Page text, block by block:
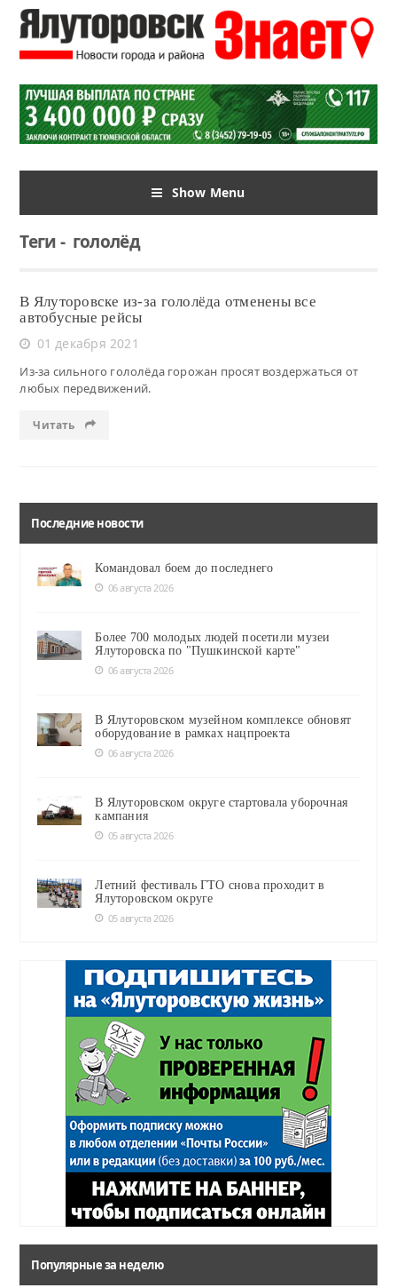
Show Menu
Теги-гололёд
В Ялуторовске из-за гололёда отменены все
автобусные рейсы
01 декабря 2021
Из-за сильного гололёда горожан просят воздержаться от
любых передвижений.
Читать
Последние новости
Командовал боем до последнего
06 августа 2026
Более 700 молодых людей посетили музеи
Ялуторовска по "Пушкинской карте"
06 августа 2026
В Ялуторовском музейном комплексе обновят
оборудование в рамках нацпроекта
06 августа 2026
В Ялуторовском округе стартовала уборочная
кампания
05 августа 2026
Летний фестиваль ГТО снова проходит в
Ялуторовском округе
05 августа 2026
Популярные за неделю